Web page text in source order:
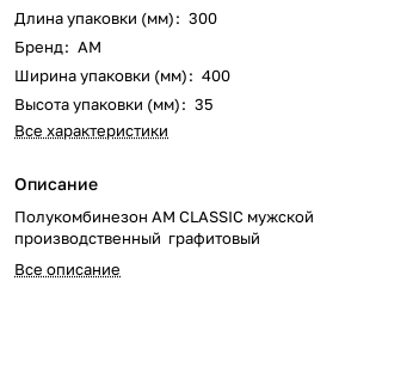
Длина упаковки (мм): 300
Бренд: AM
Ширина упаковки (мм): 400
Высота упаковки (мм): 35
Все характеристики
Описание
Полукомбинезон AM CLASSIC мужской
производственный графитовый
Все описание